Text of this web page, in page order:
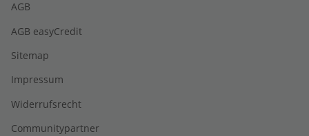
AGB
AGB easyCredit
Sitemap
Impressum
Widerrufsrecht
Communitypartner